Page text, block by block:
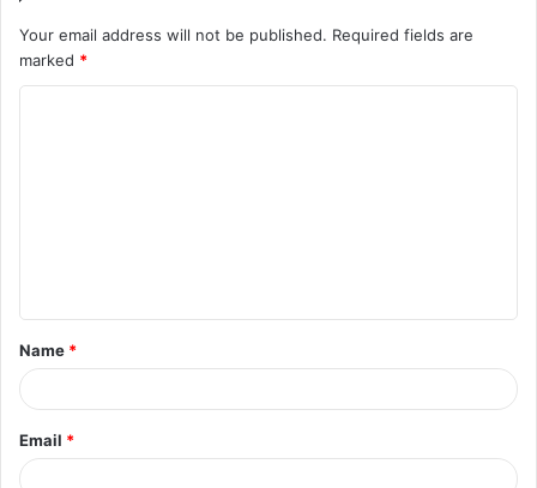
Your email address will not be published. Required fields are
marked *
t
*
Name *
Email *